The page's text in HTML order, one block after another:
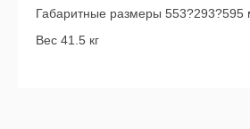
Габаритные размеры 553?293?595
Вес 41.5 кг